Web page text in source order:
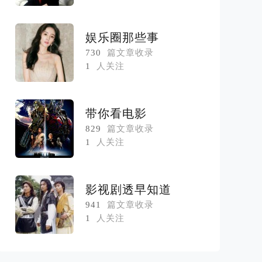
娱乐圈那些事
730
篇文章收录
1
人关注
带你看电影
829
篇文章收录
1
人关注
影视剧透早知道
941
篇文章收录
1
人关注